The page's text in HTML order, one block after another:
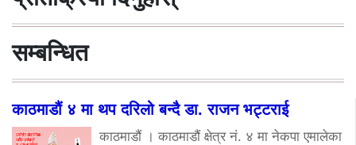
सम्बन्धित
काठमाडौं ४ मा थप दरिलो बन्दै डा. राजन भट्टराई
काठमाडौं । काठमाडौं क्षेत्र नं. ४ मा नेकपा एमालेका